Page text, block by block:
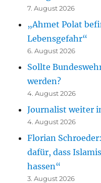
7. August 2026
„Ahmet Polat
Lebensgefahr“
6. August 2026
Sollte
werden?
4. August 2026
Journalist weiter
4. August 2026
Florian
dafür, dass
hassen“
3. August 2026